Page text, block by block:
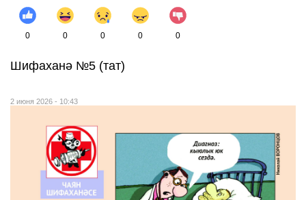
0 0 0 0 0
Шифаханә №5 (тат)
2 июня 2026 - 10:43